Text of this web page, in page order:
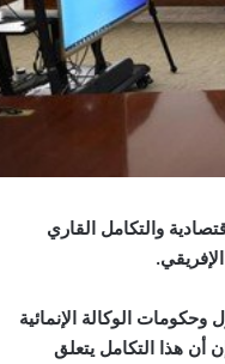
والتكامل القاري
للجنة التوجيهية لرؤساء دول وحكومات الوكالة الإنمائية
أن هذا التكامل يتعلق